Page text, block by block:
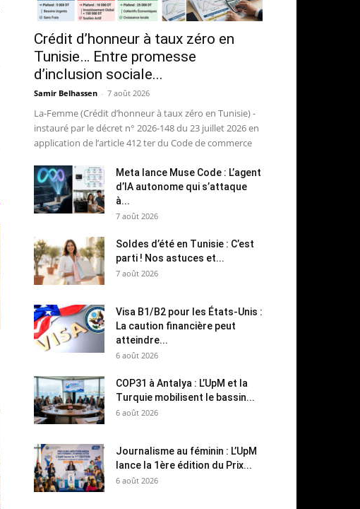
Crédit d’honneur à taux zéro en
Tunisie… Entre promesse
d’inclusion sociale...
Samir Belhassen - 7 août 2026
La-Femme (Crédit d’honneur à taux zéro en Tunisie) -
instauré par le décret n° 2026-148 du 23 juillet 2026 en
application de l’article 412 ter du Code de commerce
Meta lance Muse Code : L’agent
d’IA autonome qui s’attaque
à...
7 août 2026
Soldes d’été en Tunisie : C’est
parti ! Nos astuces et...
7 août 2026
Visa B1/B2 pour les États-Unis :
La caution financière peut
atteindre...
6 août 2026
COP31 à Antalya : L’UpM et la
Turquie mobilisent le bassin...
6 août 2026
Journalisme au féminin : L’UpM
lance la 1ère édition du Prix...
6 août 2026